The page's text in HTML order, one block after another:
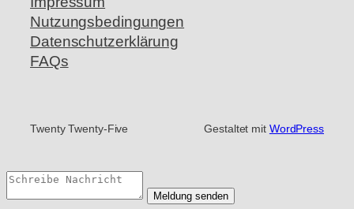
Nutzungsbedingungen
Datenschutzerklärung
FAQs
Twenty Twenty-Five Gestaltet mit WordPress